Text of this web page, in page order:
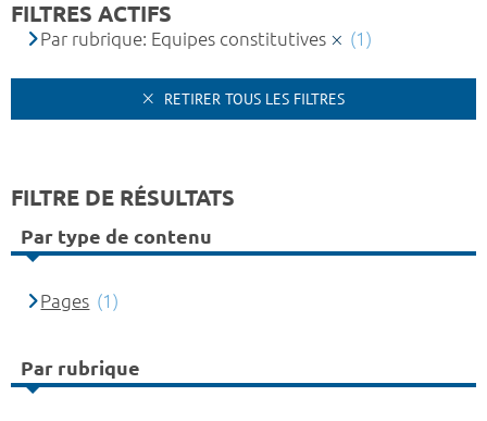
FILTRES ACTIFS
Par rubrique: Equipes constitutives (1)
RETIRER TOUS LES FILTRES
FILTRE DE RÉSULTATS
Par type de contenu
Pages (1)
Par rubrique